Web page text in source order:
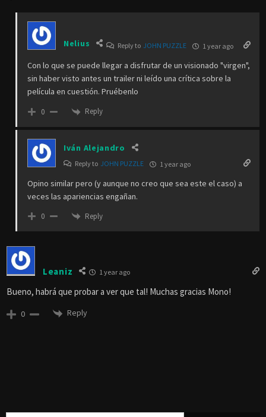
Nelius Reply to JOHN PUZZLE 1 year ago
Con lo que se puede llegar a disfrutar de un visionado "virgen",
sin haber visto antes un trailer ni leído una crítica sobre la
película en cuestión. Pruébenlo
0 Reply
Iván Alejandro
Reply to JOHN PUZZLE 1 year ago
Opino similar pero (y aunque no creo que sea este el caso) a
veces las apariencias engañan.
0 Reply
Leaniz 1 year ago
Bueno, habrá que probar a ver que tal! Muchas gracias Mono!
0 Reply